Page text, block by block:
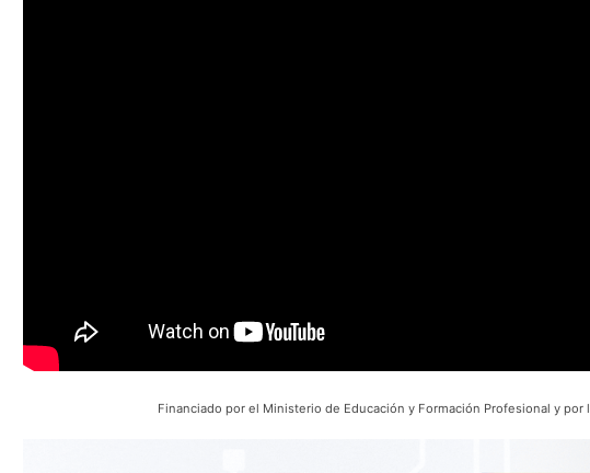
Financiado por el Ministerio de Educación y Formación Profesional y por